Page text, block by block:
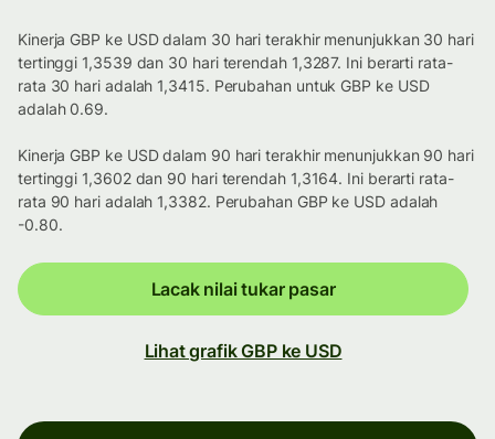
Kinerja GBP ke USD dalam 30 hari terakhir menunjukkan 30 hari
tertinggi 1,3539 dan 30 hari terendah 1,3287. Ini berarti rata-
rata 30 hari adalah 1,3415. Perubahan untuk GBP ke USD
adalah 0.69.
Kinerja GBP ke USD dalam 90 hari terakhir menunjukkan 90 hari
tertinggi 1,3602 dan 90 hari terendah 1,3164. Ini berarti rata-
rata 90 hari adalah 1,3382. Perubahan GBP ke USD adalah
-0.80.
Lacak nilai tukar pasar
Lihat grafik GBP ke USD